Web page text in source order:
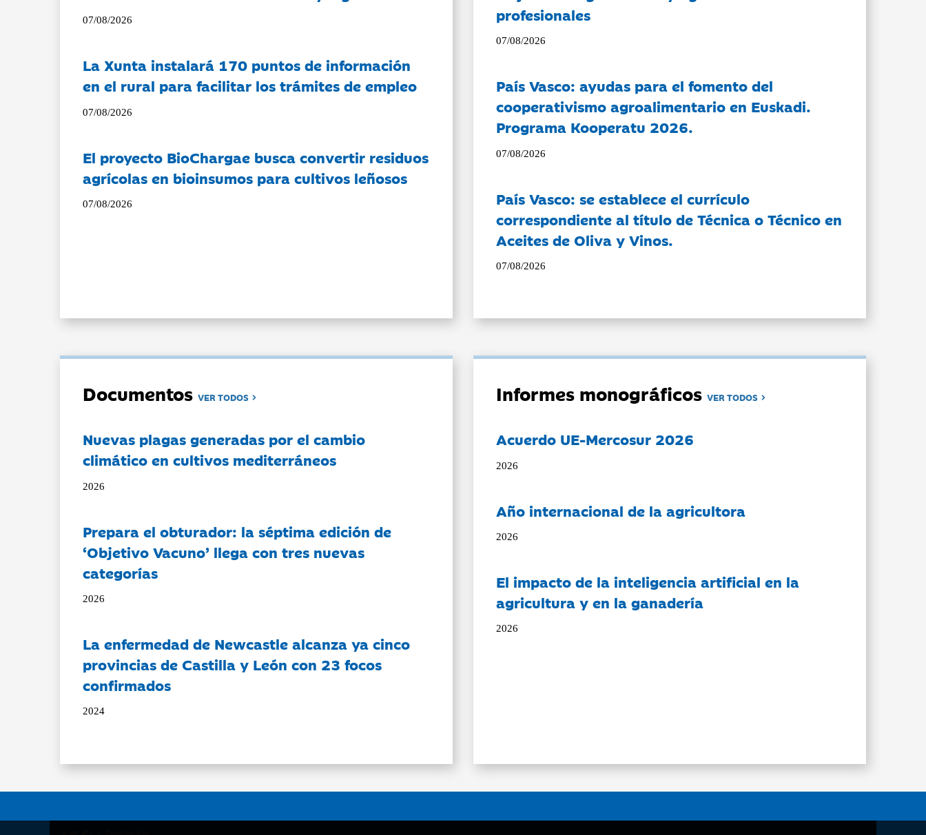
07/08/2026
La Xunta instalará 170 puntos de información
en el rural para facilitar los trámites de empleo
07/08/2026
El proyecto BioChargae busca convertir residuos
agrícolas en bioinsumos para cultivos leñosos
07/08/2026
profesionales
07/08/2026
País Vasco: ayudas para el fomento del
cooperativismo agroalimentario en Euskadi.
Programa Kooperatu 2026.
07/08/2026
País Vasco: se establece el currículo
correspondiente al título de Técnica o Técnico en
Aceites de Oliva y Vinos.
07/08/2026
DocumentosVER TODOS
Nuevas plagas generadas por el cambio
climático en cultivos mediterráneos
2026
Prepara el obturador: la séptima edición de
‘Objetivo Vacuno’ llega con tres nuevas
categorías
2026
La enfermedad de Newcastle alcanza ya cinco
provincias de Castilla y León con 23 focos
confirmados
2024
Informes monográficosVER TODOS
Acuerdo UE-Mercosur 2026
2026
Año internacional de la agricultora
2026
El impacto de la inteligencia artificial en la
agricultura y en la ganadería
2026